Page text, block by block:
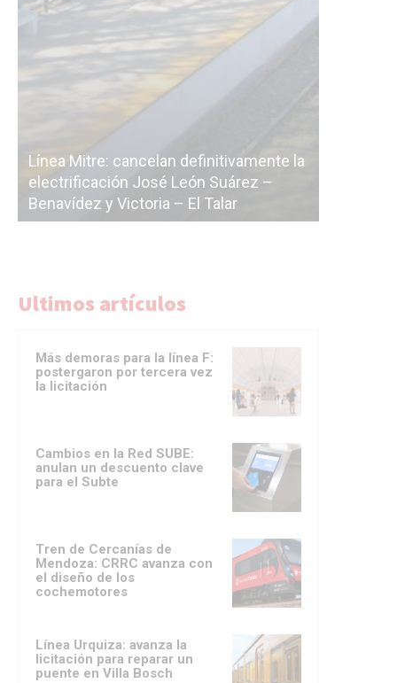
La Ciudad vuelve a postergar la
licitación de la línea F
Ultimos artículos
Más demoras para la línea F:
postergaron por tercera vez
la licitación
Cambios en la Red SUBE:
anulan un descuento clave
para el Subte
Tren de Cercanías de
Mendoza: CRRC avanza con
el diseño de los
cochemotores
Línea Urquiza: avanza la
licitación para reparar un
puente en Villa Bosch